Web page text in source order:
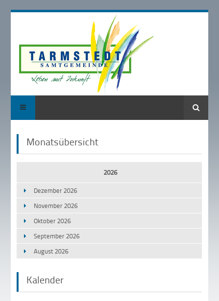
Suche
Monatsübersicht
2026
Dezember 2026
November 2026
Oktober 2026
September 2026
August 2026
Kalender